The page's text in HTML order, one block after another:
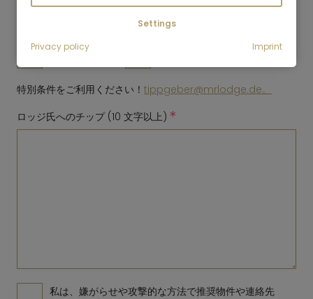
プライベート
特別条件をご利用ください！ tippgeber@mrlodge.de。
ロッジ氏へのチップ (10 文字以上) *
私は、嫌がらせや攻撃的な方法で推奨物件や連絡先
Settings
Privacy policy
Imprint